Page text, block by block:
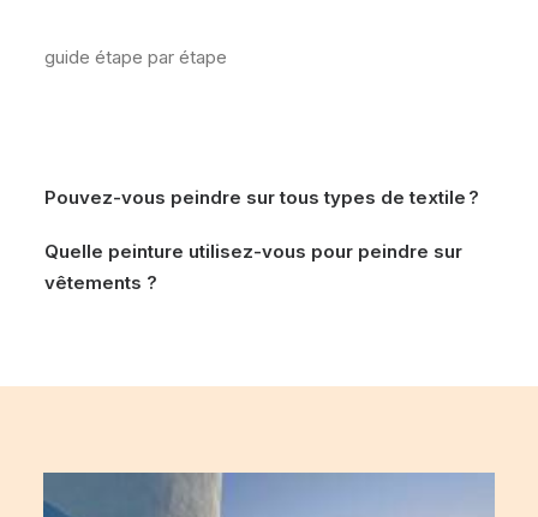
guide étape par étape
Pouvez-vous peindre sur tous types de textile ?
Quelle peinture utilisez-vous pour peindre sur
vêtements ?